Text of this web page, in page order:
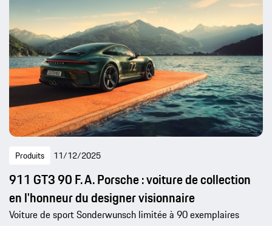
Produits 11/12/2025
911 GT3 90 F. A. Porsche : voiture de collection
en l'honneur du designer visionnaire
Voiture de sport Sonderwunsch limitée à 90 exemplaires